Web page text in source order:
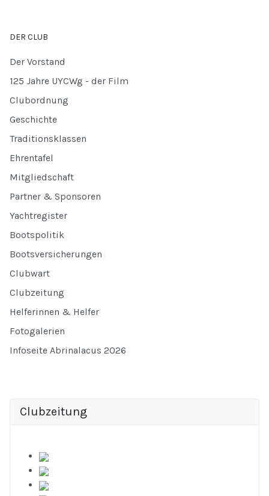
DER CLUB
Der Vorstand
125 Jahre UYCWg - der Film
Clubordnung
Geschichte
Traditionsklassen
Ehrentafel
Mitgliedschaft
Partner & Sponsoren
Yachtregister
Bootspolitik
Bootsversicherungen
Clubwart
Clubzeitung
Helferinnen & Helfer
Fotogalerien
Infoseite Abrinalacus 2026
Clubzeitung